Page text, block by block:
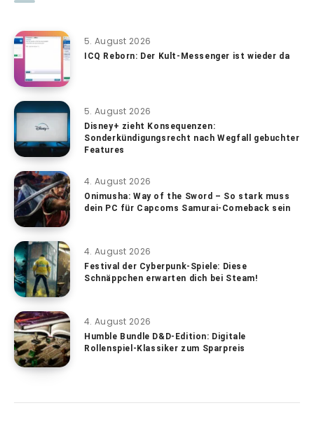
5. August 2026
ICQ Reborn: Der Kult-Messenger ist wieder da
5. August 2026
Disney+ zieht Konsequenzen:
Sonderkündigungsrecht nach Wegfall gebuchter
Features
4. August 2026
Onimusha: Way of the Sword – So stark muss
dein PC für Capcoms Samurai-Comeback sein
4. August 2026
Festival der Cyberpunk-Spiele: Diese
Schnäppchen erwarten dich bei Steam!
4. August 2026
Humble Bundle D&D-Edition: Digitale
Rollenspiel-Klassiker zum Sparpreis